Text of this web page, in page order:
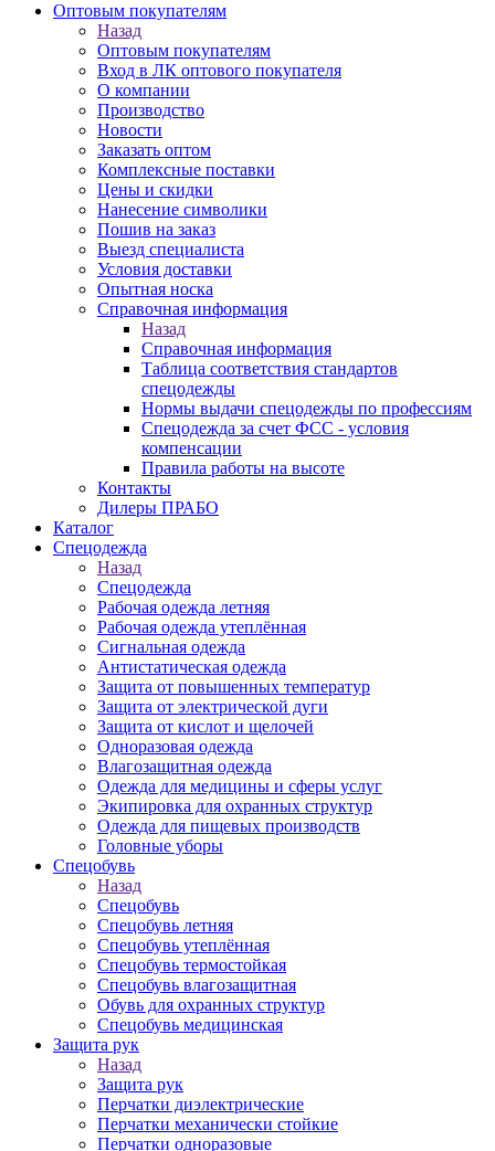
Оптовым покупателям
Назад
Оптовым покупателям
Вход в ЛК оптового покупателя
О компании
Производство
Новости
Заказать оптом
Комплексные поставки
Цены и скидки
Нанесение символики
Пошив на заказ
Выезд специалиста
Условия доставки
Опытная носка
Справочная информация
Назад
Справочная информация
Таблица соответствия стандартов
спецодежды
Нормы выдачи спецодежды по профессиям
Спецодежда за счет ФСС - условия
компенсации
Правила работы на высоте
Контакты
Дилеры ПРАБО
Каталог
Спецодежда
Назад
Спецодежда
Рабочая одежда летняя
Рабочая одежда утеплённая
Сигнальная одежда
Антистатическая одежда
Защита от повышенных температур
Защита от электрической дуги
Защита от кислот и щелочей
Одноразовая одежда
Влагозащитная одежда
Одежда для медицины и сферы услуг
Экипировка для охранных структур
Одежда для пищевых производств
Головные уборы
Спецобувь
Назад
Спецобувь
Спецобувь летняя
Спецобувь утеплённая
Спецобувь термостойкая
Спецобувь влагозащитная
Обувь для охранных структур
Спецобувь медицинская
Защита рук
Назад
Защита рук
Перчатки диэлектрические
Перчатки механически стойкие
Перчатки одноразовые